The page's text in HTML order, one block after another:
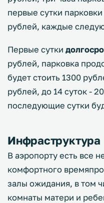
первые сутки
рублей, каждые
Первые сутки
рублей, парковка
будет стоить 1300
рублей, до 14 суток -
последующие сутки
Инфраструктура
В аэропорту есть все
комфортного
залы ожидания, в том
комнаты матери и